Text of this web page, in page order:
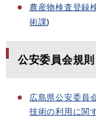
農産物検査登録
術課)
公安委員会規則
広島県公安委員
技術の利用に関